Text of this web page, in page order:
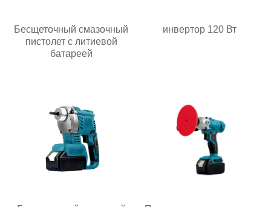
Бесщеточный смазочный
пистолет с литиевой
батареей
инвертор 120 Вт